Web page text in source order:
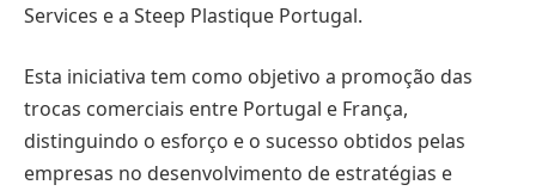
Services e a Steep Plastique Portugal.
Esta iniciativa tem como objetivo a promoção das
trocas comerciais entre Portugal e França,
distinguindo o esforço e o sucesso obtidos pelas
empresas no desenvolvimento de estratégias e